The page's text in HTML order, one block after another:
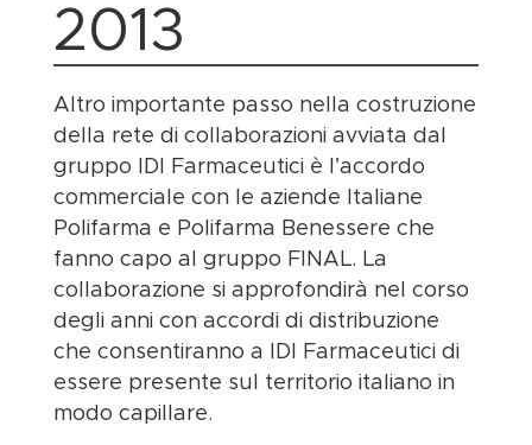
2013
Altro importante passo nella costruzione
della rete di collaborazioni avviata dal
gruppo IDI Farmaceutici è l’accordo
commerciale con le aziende Italiane
Polifarma e Polifarma Benessere che
fanno capo al gruppo FINAL. La
collaborazione si approfondirà nel corso
degli anni con accordi di distribuzione
che consentiranno a IDI Farmaceutici di
essere presente sul territorio italiano in
modo capillare.